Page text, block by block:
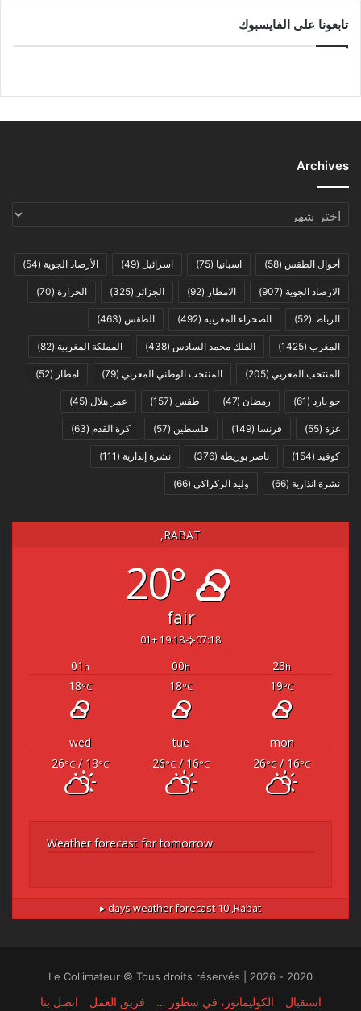
تابعونا على الفايسبوك
Archives
Archives
أحوال الطقس (58) اسبانيا (75) اسرائيل (49) الأرصاد الجوية (54)
الارصاد الجوية (907) الامطار (92) الجزائر (325) الحرارة (70)
الرباط (52) الصحراء المغربية (492) الطقس (463)
المغرب (1425) الملك محمد السادس (438) المملكة المغربية (82)
المنتخب المغربي (205) المنتخب الوطني المغربي (79) امطار (52)
جو بارد (61) رمضان (47) طقس (157) عمر هلال (45)
غزة (55) فرنسا (149) فلسطين (57) كرة القدم (63)
كوفيد (154) ناصر بوريطة (376) نشرة إنذارية (111)
نشرة انذارية (66) وليد الركراكي (66)
RABAT,
20°
fair
07:18
19:18 +01
23h
00h
01 h
19°C
18°C
18°C
mon
tue
wed
26°C/ 16°C
26°C/ 16°C
26°C/ 18°C
Weather forecast for tomorrow
Rabat,
10 days weather forecast ▸
2020 - 2026 | Le Collimateur © Tous droits réservés
استقبال الكوليماتور، في سطور … فريق العمل اتصل بنا